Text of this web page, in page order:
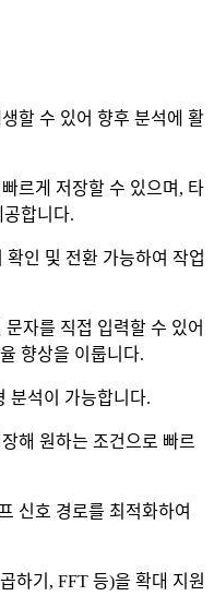
할 수 있어 향후 분석에 활
르게 저장할 수 있으며, 타
합니다.
인 및 전환 가능하여 작업
자를 직접 입력할 수 있어
향상을 이룹니다.
분석이 가능합니다.
해 원하는 조건으로 빠르
신호 경로를 최적화하여
하기, FFT 등)을 확대 지원